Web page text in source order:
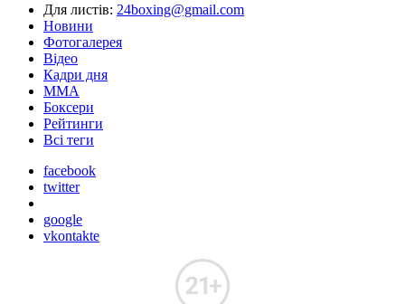
Для листів: 24boxing@gmail.com
Новини
Фотогалерея
Відео
Кадри дня
ММА
Боксери
Рейтинги
Всі теги
facebook
twitter
google
vkontakte